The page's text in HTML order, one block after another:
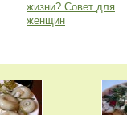
жизни? Совет для
женщин